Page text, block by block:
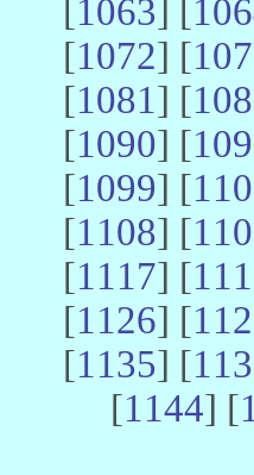
[1063] [
[1072] [
[1081] [
[1090] [
[1099] [
[1108] [
[1117] [
[1126] [
[1135] [
[1144] [